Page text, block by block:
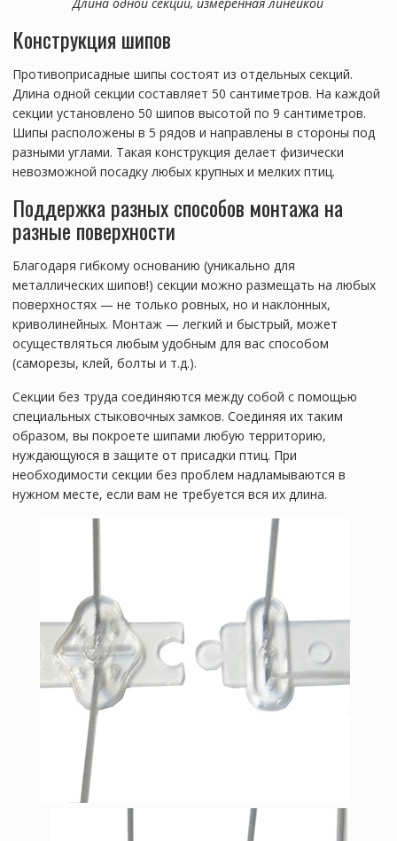
Конструкция шипов
Противоприсадные шипы состоят из отдельных секций.
Длина одной секции составляет 50 сантиметров. На каждой
секции установлено 50 шипов высотой по 9 сантиметров.
Шипы расположены в 5 рядов и направлены в стороны под
разными углами. Такая конструкция делает физически
невозможной посадку любых крупных и мелких птиц.
Поддержка разных способов монтажа на
разные поверхности
Благодаря гибкому основанию (уникально для
металлических шипов!) секции можно размещать на любых
поверхностях — не только ровных, но и наклонных,
криволинейных. Монтаж — легкий и быстрый, может
осуществляться любым удобным для вас способом
(саморезы, клей, болты и т.д.).
Секции без труда соединяются между собой с помощью
специальных стыковочных замков. Соединяя их таким
образом, вы покроете шипами любую территорию,
нуждающуюся в защите от присадки птиц. При
необходимости секции без проблем надламываются в
нужном месте, если вам не требуется вся их длина.